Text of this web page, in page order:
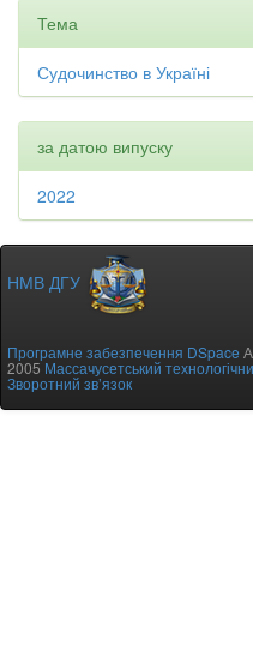
Тема
Судочинство в Україні
за датою випуску
2022
НМВ ДГУ
Програмне забезпечення DSpace
2005Массачусетський
Зворотний зв’язок